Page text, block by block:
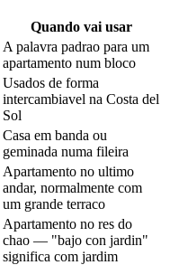
Quando vai usar
A palavra padrao para um
apartamento num bloco
Usados de forma
intercambiavel na Costa del
Sol
Casa em banda ou
geminada numa fileira
Apartamento no ultimo
andar, normalmente com
um grande terraco
Apartamento no res do
chao — "bajo con jardin"
significa com jardim